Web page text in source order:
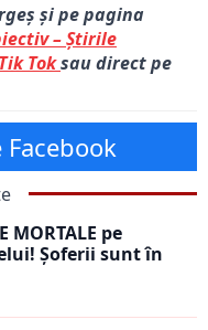
și pe pagina
– Știrile
Tik Toksau direct pe
MORTALE pe
Șoferii sunt în